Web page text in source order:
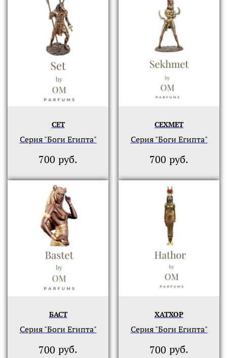
СЕТ
Серия "Боги Египта"
700 руб.
СЕХМЕТ
Серия "Боги Египта"
700 руб.
БАСТ
Серия "Боги Египта"
700 руб.
ХАТХОР
Серия "Боги Египта"
700 руб.